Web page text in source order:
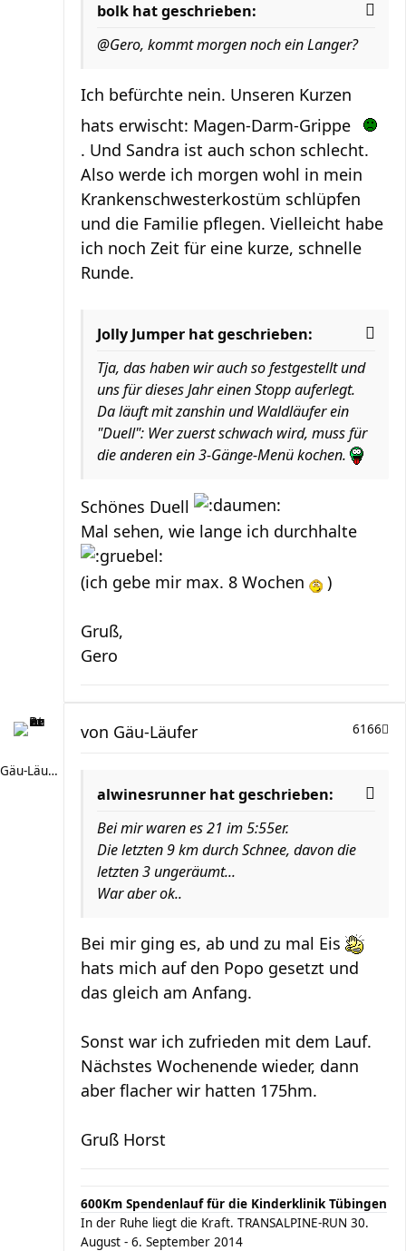
bolk hat geschrieben:
@Gero, kommt morgen noch ein Langer?
Ich befürchte nein. Unseren Kurzen
hats erwischt: Magen-Darm-Grippe
. Und Sandra ist auch schon schlecht.
Also werde ich morgen wohl in mein
Krankenschwesterkostüm schlüpfen
und die Familie pflegen. Vielleicht habe
ich noch Zeit für eine kurze, schnelle
Runde.
Jolly Jumper hat geschrieben:
Tja, das haben wir auch so festgestellt und
uns für dieses Jahr einen Stopp auferlegt.
Da läuft mit zanshin und Waldläufer ein
"Duell": Wer zuerst schwach wird, muss für
die anderen ein 3-Gänge-Menü kochen.
Schönes Duell
Mal sehen, wie lange ich durchhalte
(ich gebe mir max. 8 Wochen )
Gruß,
Gero
Gäu-Läufer
6166
von Gäu-Läufer
alwinesrunner hat geschrieben:
Bei mir waren es 21 im 5:55er.
Die letzten 9 km durch Schnee, davon die
letzten 3 ungeräumt...
War aber ok..
Bei mir ging es, ab und zu mal Eis
hats mich auf den Popo gesetzt und
das gleich am Anfang.
Sonst war ich zufrieden mit dem Lauf.
Nächstes Wochenende wieder, dann
aber flacher wir hatten 175hm.
Gruß Horst
600Km Spendenlauf für die Kinderklinik Tübingen
In der Ruhe liegt die Kraft. TRANSALPINE-RUN 30.
August - 6. September 2014